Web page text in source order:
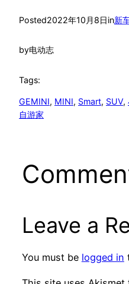
Posted2022年10月8日in新
by电动志
Tags:
GEMINI, MINI, Smart, SUV,
自游家
Leave a
You must be logged in